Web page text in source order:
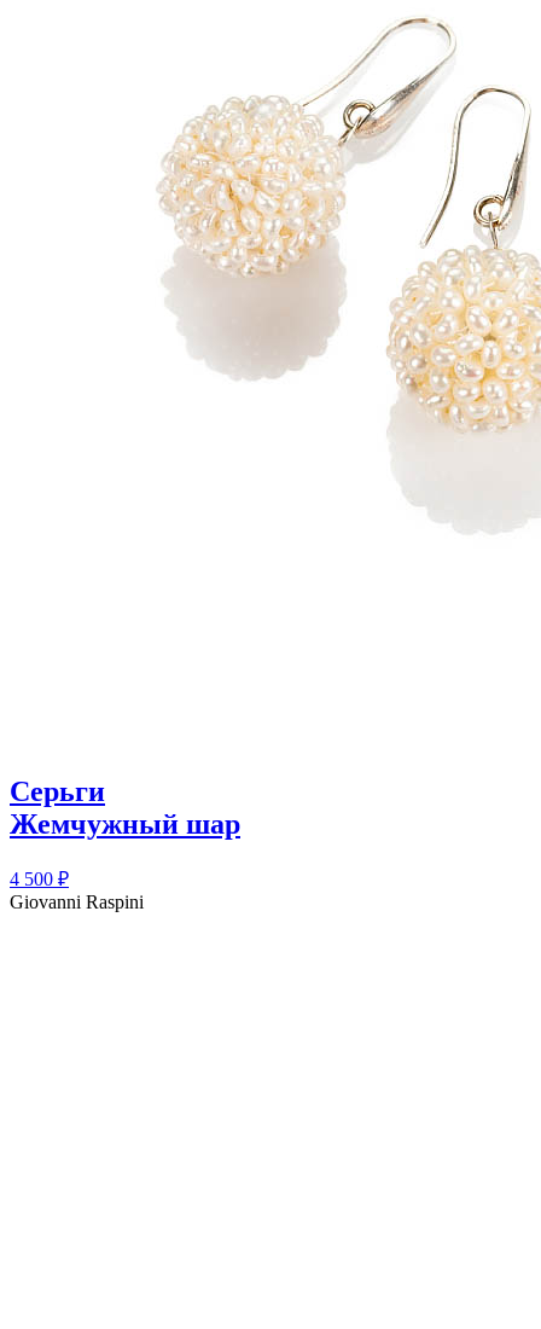
Серьги
Жемчужный шар
4 500 ₽
Giovanni Raspini